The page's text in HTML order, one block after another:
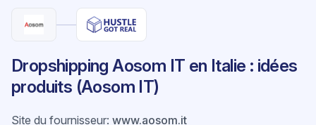
Dropshipping Aosom IT en Italie : idées
produits (Aosom IT)
Site du fournisseur: www.aosom.it